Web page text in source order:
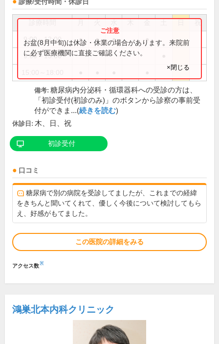
診療/受付時間・休診日
祝
9:00～12:00 ● ● ● ●
9:00～13:00
お盆(8月中旬)は休診・休業の場合があります。来院前
に必ず医療機関に直接ご確認ください。
×閉じる
備考: 糖尿病内分泌科・循環器科への受診の方は、
「初診受付(初診のみ)」のボタンから診察の事前受
付ができま...(続きを読む)
休診日: 木、日、祝
初診受付
口コミ
糖尿病で別の病院を受診してましたが、これまでの経緯
をきちんと聞いてくれて、優しく今後について検討してもら
え、好感がもてました。
この医院の詳細をみる
アクセス数※
鴻巣北本内科クリニック